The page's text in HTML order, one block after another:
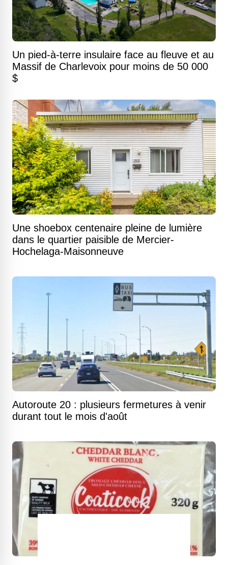
Un pied-à-terre insulaire face au fleuve et au
Massif de Charlevoix pour moins de 50 000
$
Une shoebox centenaire pleine de lumière
dans le quartier paisible de Mercier-
Hochelaga-Maisonneuve
Autoroute 20 : plusieurs fermetures à venir
durant tout le mois d'août